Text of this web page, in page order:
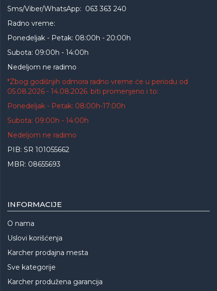
Sms/Viber/WhatsApp: 063 363 240
Radno vreme:
Ponedeljak - Petak: 08:00h - 20:00h
Subota: 09:00h - 14:00h
Nedeljom ne radimo
*Zbog godišnjih odmora radno vreme će u periodu od
05.08.2026 - 14.08.2026. biti promenjeno i to:
Ponedeljak - Petak: 08:00h-17:00h
Subota: 09:00h - 14:00h
Nedeljom ne radimo
PIB: SR 101055662
MBR: 08655693
INFORMACIJE
O nama
Uslovi korišćenja
Karcher prodajna mesta
Sve kategorije
Karcher produžena garancija